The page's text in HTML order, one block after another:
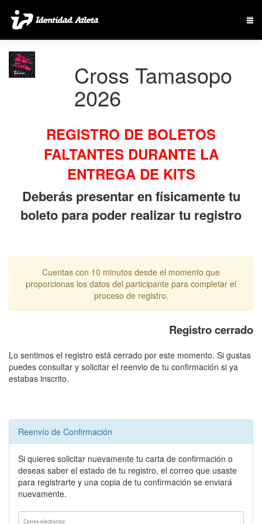
Cross Tamasopo
2026
REGISTRO DE BOLETOS
FALTANTES DURANTE LA
ENTREGA DE KITS
Deberás presentar en físicamente tu
boleto para poder realizar tu registro
Importante:Cuentas con 10 minutos desde el momento que
proporcionas los datos del participante para completar el
proceso de registro.
Registro cerrado
Lo sentimos el registro está cerrado por este momento. Si gustas
puedes consultar y solicitar el reenvio de tu confirmación si ya
estabas inscrito.
Reenvío de Confirmación
Si quieres solicitar nuevamente tu carta de confirmación o
deseas saber el estado de tu registro, el correo que usaste
para registrarte y una copia de tu confirmación se enviará
nuevamente.